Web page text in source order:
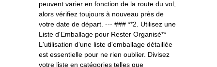
peuvent varier en fonction de la route du vol,
alors vérifiez toujours à nouveau près de
votre date de départ. --- ### **2. Utilisez une
Liste d'Emballage pour Rester Organisé**
L'utilisation d'une liste d'emballage détaillée
est essentielle pour ne rien oublier. Divisez
votre liste en catégories telles que